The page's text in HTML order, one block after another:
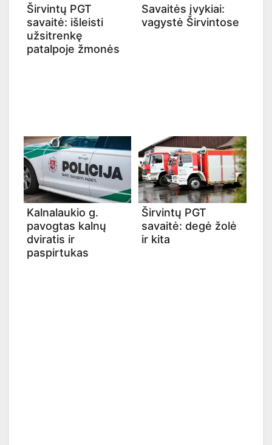
Širvintų PGT
savaitė: išleisti
užsitrenkę
patalpoje žmonės
Savaitės įvykiai:
vagystė Širvintose
Kalnalaukio g.
pavogtas kalnų
dviratis ir
paspirtukas
Širvintų PGT
savaitė: degė žolė
ir kita